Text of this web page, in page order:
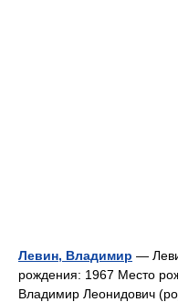
Левин, Владимир —
рождения: 1967 Место
Владимир Леонидович